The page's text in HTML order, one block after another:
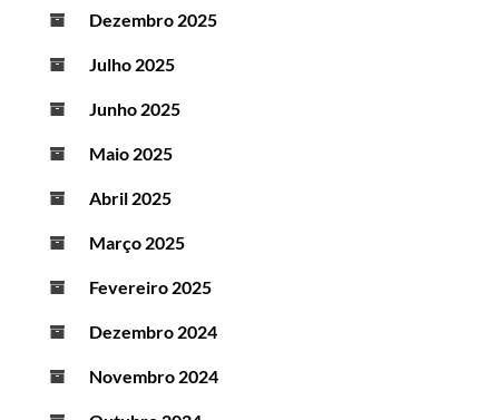
Dezembro 2025
Julho 2025
Junho 2025
Maio 2025
Abril 2025
Março 2025
Fevereiro 2025
Dezembro 2024
Novembro 2024